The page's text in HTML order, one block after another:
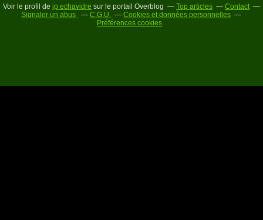
Voir le profil de jp echavidre sur le portail Overblog Top articles
Contact
Signaler un abus
C.G.U.
Cookies et données personnelles
Préférences cookies